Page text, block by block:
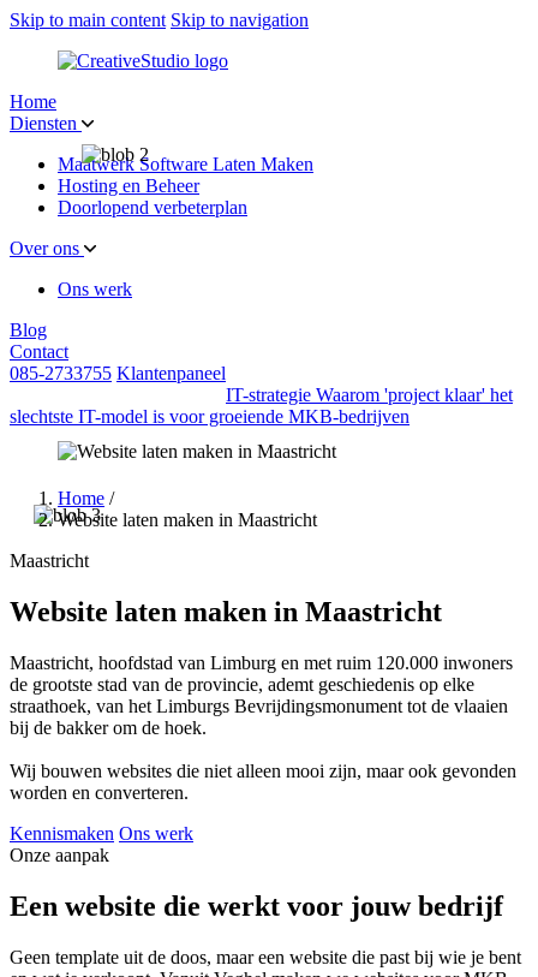
Skip to main content Skip to navigation
Home
Diensten
Maatwerk Software Laten Maken
Hosting en Beheer
Doorlopend verbeterplan
Over ons
Ons werk
Blog
Contact
085-2733755 Klantenpaneel
IT-strategie Waarom 'project klaar' het
slechtste IT-model is voor groeiende MKB-bedrijven
Home /
Website laten maken in Maastricht
Maastricht
Website laten maken in Maastricht
Maastricht, hoofdstad van Limburg en met ruim 120.000 inwoners
de grootste stad van de provincie, ademt geschiedenis op elke
straathoek, van het Limburgs Bevrijdingsmonument tot de vlaaien
bij de bakker om de hoek.
Wij bouwen websites die niet alleen mooi zijn, maar ook gevonden
worden en converteren.
Kennismaken Ons werk
Onze aanpak
Een website die werkt voor jouw bedrijf
Geen template uit de doos, maar een website die past bij wie je bent